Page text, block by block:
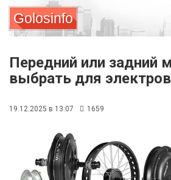
Golosinfo
Передний или задний
выбрать для
19.12.2025 в 13:07 1659